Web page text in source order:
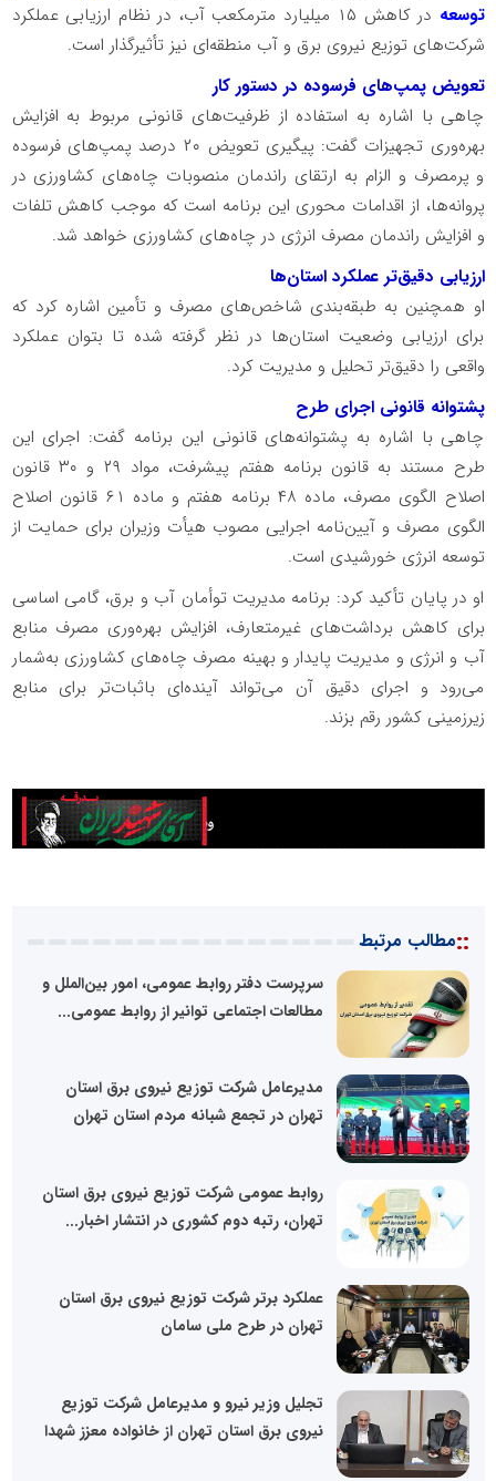
توسعه
در کاهش ۱۵ میلیارد مترمکعب آب، در نظام ارزیابی عملکرد
شرکت‌های توزیع نیروی برق و آب منطقه‌ای نیز تأثیرگذار است.
تعویض پمپ‌های فرسوده در دستور کار
چاهی با اشاره به استفاده از ظرفیت‌های قانونی مربوط به افزایش
بهره‌وری تجهیزات گفت: پیگیری تعویض ۲۰ درصد پمپ‌های فرسوده
و پرمصرف و الزام به ارتقای راندمان منصوبات چاه‌های کشاورزی در
پروانه‌ها، از اقدامات محوری این برنامه است که موجب کاهش تلفات
و افزایش راندمان مصرف انرژی در چاه‌های کشاورزی خواهد شد.
ارزیابی دقیق‌تر عملکرد استان‌ها
او همچنین به طبقه‌بندی شاخص‌های مصرف و تأمین اشاره کرد که
برای ارزیابی وضعیت استان‌ها در نظر گرفته شده تا بتوان عملکرد
واقعی را دقیق‌تر تحلیل و مدیریت کرد.
پشتوانه قانونی اجرای طرح
چاهی با اشاره به پشتوانه‌های قانونی این برنامه گفت: اجرای این
طرح مستند به قانون برنامه هفتم پیشرفت، مواد ۲۹ و ۳۰ قانون
اصلاح الگوی مصرف، ماده ۴۸ برنامه هفتم و ماده ۶۱ قانون اصلاح
الگوی مصرف و آیین‌نامه اجرایی مصوب هیأت وزیران برای حمایت از
توسعه انرژی خورشیدی است.
او در پایان تأکید کرد: برنامه مدیریت توأمان آب و برق، گامی اساسی
برای کاهش برداشت‌های غیرمتعارف، افزایش بهره‌وری مصرف منابع
آب و انرژی و مدیریت پایدار و بهینه مصرف چاه‌های کشاورزی به‌شمار
می‌رود و اجرای دقیق آن می‌تواند آینده‌ای باثبات‌تر برای منابع
زیرزمینی کشور رقم بزند.
::مطالب مرتبط
سرپرست دفتر روابط عمومی، امور بین‌الملل و
مطالعات اجتماعی توانیر از روابط عمومی...
مدیرعامل شرکت توزیع نیروی برق استان
تهران در تجمع شبانه مردم استان تهران
روابط عمومی شرکت توزیع نیروی برق استان
تهران، رتبه دوم کشوری در انتشار اخبار...
عملکرد برتر شرکت توزیع نیروی برق استان
تهران در طرح ملی سامان
تجلیل وزیر نیرو و مدیرعامل شرکت توزیع
نیروی برق استان تهران از خانواده معزز شهدا